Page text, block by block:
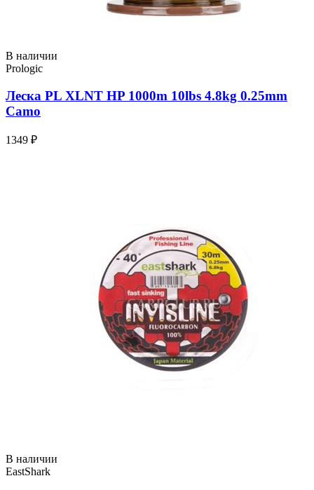
В наличии
Prologic
Леска PL XLNT HP 1000m 10lbs 4.8kg 0.25mm
Camo
1349 ₽
В наличии
EastShark